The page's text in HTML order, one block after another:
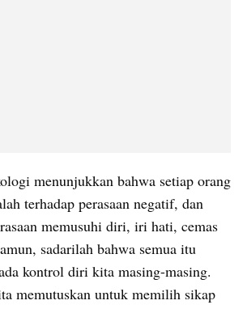
menunjukkan bahwa setiap orang
terhadap perasaan negatif, dan
memusuhi diri, iri hati, cemas
sadarilah bahwa semua itu
kontrol diri kita masing-masing.
memutuskan untuk memilih sikap